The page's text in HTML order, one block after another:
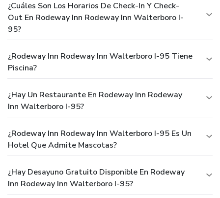
¿Cuáles Son Los Horarios De Check-In Y Check-
Out En Rodeway Inn Rodeway Inn Walterboro I-
95?
¿Rodeway Inn Rodeway Inn Walterboro I-95 Tiene
Piscina?
¿Hay Un Restaurante En Rodeway Inn Rodeway
Inn Walterboro I-95?
¿Rodeway Inn Rodeway Inn Walterboro I-95 Es Un
Hotel Que Admite Mascotas?
¿Hay Desayuno Gratuito Disponible En Rodeway
Inn Rodeway Inn Walterboro I-95?